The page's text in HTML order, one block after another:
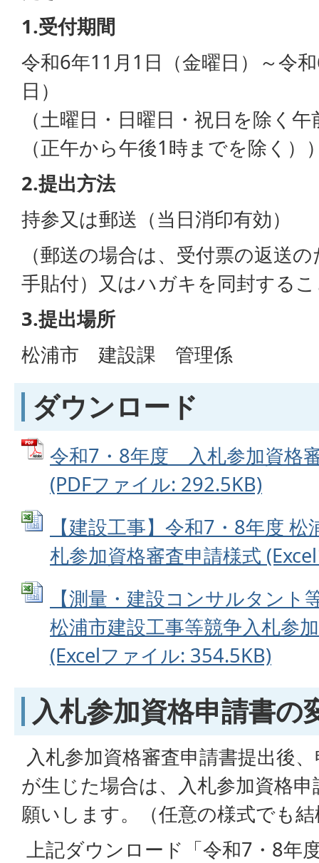
1.受付期間
令和6年11月1日（金曜日）～令
日）
（土曜日・日曜日・祝日を除く
（正午から午後1時までを除く）
2.提出方法
持参又は郵送（当日消印有効）
（郵送の場合は、受付票の返送
手貼付）又はハガキを同封する
3.提出場所
松浦市 建設課 管理係
ダウンロード
令和7・8年度 入札参加資格
(PDFファイル: 292.5KB)
【建設工事】令和7・8年度
札参加資格審査申請様式
【測量・建設コンサルタント
松浦市建設工事等競争入札参
(Excelファイル: 354.5KB)
入札参加資格申請書の
入札参加資格審査申請書提出後
が生じた場合は、入札参加資格
願いします。（任意の様式でも
上記ダウンロード「令和7・8年